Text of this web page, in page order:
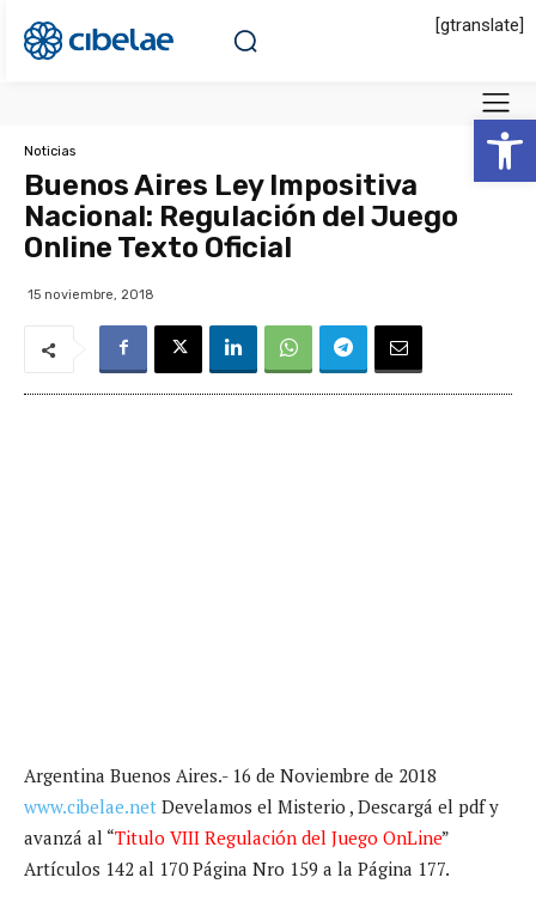
Abrir
[gtranslate]
Noticias
Buenos Aires Ley Impositiva
Nacional: Regulación del Juego
Online Texto Oficial
15 noviembre, 2018
Argentina Buenos Aires.- 16 de Noviembre de 2018
www.cibelae.net Develamos el Misterio , Descargá el pdf y
avanzá al “Titulo VIII Regulación del Juego OnLine”
Artículos 142 al 170 Página Nro 159 a la Página 177.